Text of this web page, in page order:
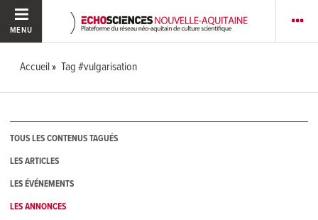
MENU
Accueil Tag #vulgarisation
TOUS LES CONTENUS TAGUÉS
LES ARTICLES
LES ÉVÉNEMENTS
LES ANNONCES